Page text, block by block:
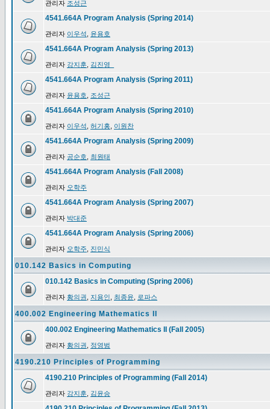
관리자 조성근
4541.664A Program Analysis (Spring 2014)
관리자 이우석 윤용호
4541.664A Program Analysis (Spring 2013)
관리자 강지훈 김진영_
4541.664A Program Analysis (Spring 2011)
관리자 윤용호 조성근
4541.664A Program Analysis (Spring 2010)
관리자 이우석 허기홍 이원찬
4541.664A Program Analysis (Spring 2009)
관리자 공순호 최원태
4541.664A Program Analysis (Fall 2008)
관리자 오학주
4541.664A Program Analysis (Spring 2007)
관리자 박대준
4541.664A Program Analysis (Spring 2006)
관리자 오학주 진민식
010.142 Basics in Computing
010.142 Basics in Computing (Spring 2006)
관리자 황의권 지용인 최종윤 로파스
400.002 Engineering Mathematics II
400.002 Engineering Mathematics II (Fall 2005)
관리자 황의권 정영범
4190.210 Principles of Programming
4190.210 Principles of Programming (Fall 2014)
관리자 강지훈 김윤승